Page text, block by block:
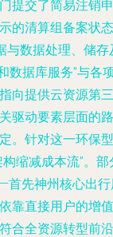
提交了简易注销申
的清算组备案状态
与数据处理、储存
数据库服务”与各
向提供云资源第三
驱动要素层面的路
。针对这一环保型
缩减成本流”。部
首先神州核心出
靠直接用户的增值
合全资源转型前沿